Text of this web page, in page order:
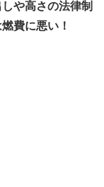
や高さの法律制
費に悪い！